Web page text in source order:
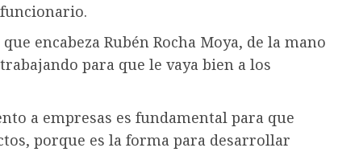
encabeza Rubén Rocha Moya, de la mano
para que le vaya bien a los
a empresas es fundamental para que
porque es la forma para desarrollar